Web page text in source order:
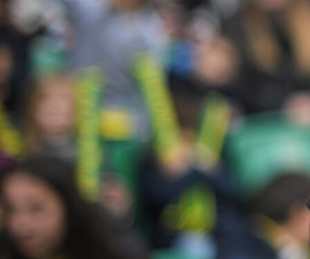
Autor:
Redakcija
18:11, 13.06.2025